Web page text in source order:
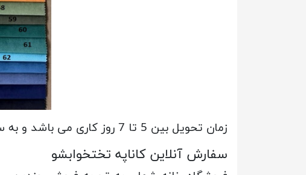
زمان تحویل بین 5 تا 7 روز کاری می باشد و به سراسر کشور با بسته بندی مناسب ارسال می گردد.
سفارش آنلاین کاناپه تختخوابشو